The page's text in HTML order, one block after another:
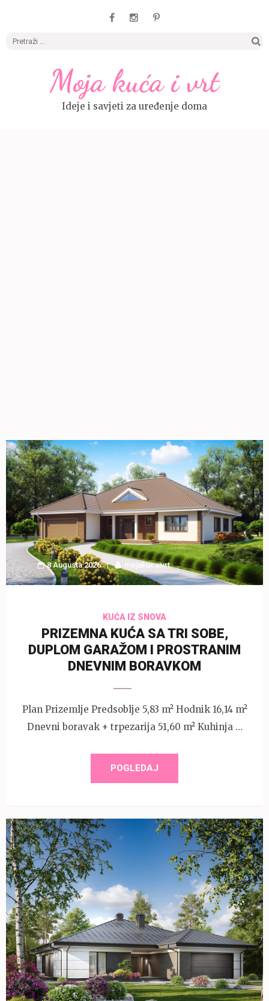
Moja kuća i vrt
Ideje i savjeti za uređenje doma
8 Augusta 2026 mojakucaivrt
KUĆA IZ SNOVA
PRIZEMNA KUĆA SA TRI SOBE,
DUPLOM GARAŽOM I PROSTRANIM
DNEVNIM BORAVKOM
Plan Prizemlje Predsoblje 5,83 m² Hodnik 16,14 m²
Dnevni boravak + trpezarija 51,60 m² Kuhinja …
POGLEDAJ